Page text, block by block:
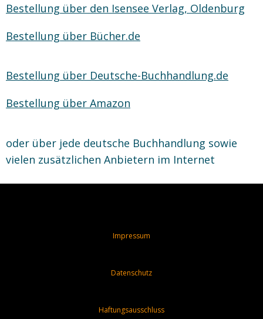
Bestellung über den Isensee Verlag, Oldenburg
Bestellung über Bücher.de
Bestellung über Deutsche-Buchhandlung.de
Bestellung über Amazon
oder über jede deutsche Buchhandlung sowie
vielen zusätzlichen Anbietern im Internet
Impressum
Datenschutz
Haftungsausschluss